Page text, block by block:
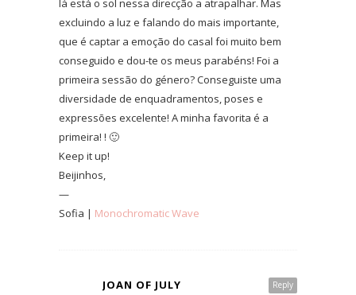
lá está o sol nessa direcção a atrapalhar. Mas
excluindo a luz e falando do mais importante,
que é captar a emoção do casal foi muito bem
conseguido e dou-te os meus parabéns! Foi a
primeira sessão do género? Conseguiste uma
diversidade de enquadramentos, poses e
expressões excelente! A minha favorita é a
primeira! ! 🙂
Keep it up!
Beijinhos,
—
Sofia | Monochromatic Wave
Reply
JOAN OF JULY